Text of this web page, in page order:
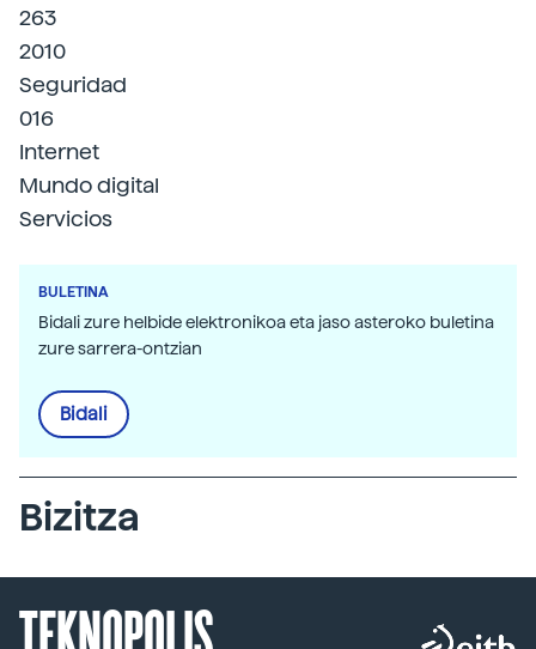
263
2010
Seguridad
016
Internet
Mundo digital
Servicios
BULETINA
Bidali zure helbide elektronikoa eta jaso asteroko buletina
zure sarrera-ontzian
Bidali
Bizitza